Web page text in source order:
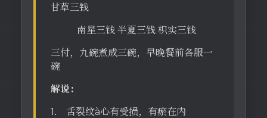
甘草三钱
南星三钱 半夏三钱 枳实三钱
三付，九碗煮成三碗，早晚餐前各服一
碗
解说：
1． 舌裂纹à心有受损，有瘀在内